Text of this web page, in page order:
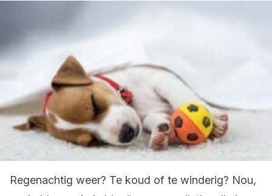
Regenachtig weer? Te koud of te winderig? Nou,